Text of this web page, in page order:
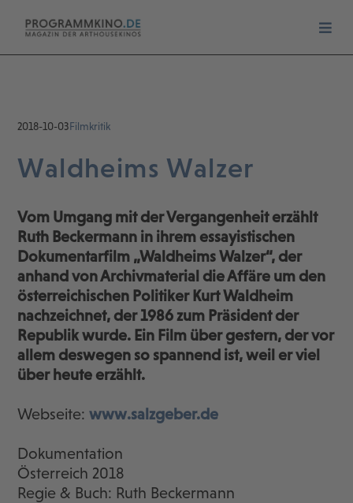
2018-10-03Filmkritik
Waldheims Walzer
Vom Umgang mit der Vergangenheit erzählt
Ruth Beckermann in ihrem essayistischen
Dokumentarfilm „Waldheims Walzer“, der
anhand von Archivmaterial die Affäre um den
österreichischen Politiker Kurt Waldheim
nachzeichnet, der 1986 zum Präsident der
Republik wurde. Ein Film über gestern, der vor
allem deswegen so spannend ist, weil er viel
über heute erzählt.
Webseite:www.salzgeber.de
Dokumentation
Österreich 2018
Regie & Buch: Ruth Beckermann